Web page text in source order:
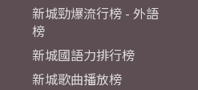
新城勁爆流行榜 - 外語
榜
新城國語力排行榜
新城歌曲播放榜